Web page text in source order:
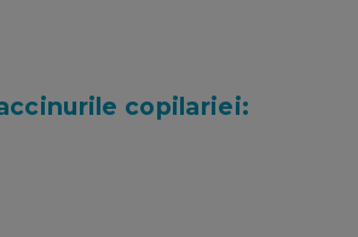
copilariei: